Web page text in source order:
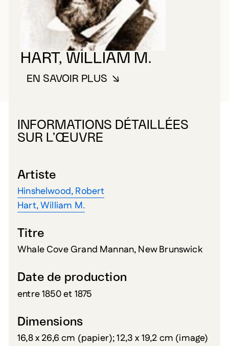
HART, WILLIAM M.
EN SAVOIR PLUSÀ PROPOS DE HART, WILLIAM
INFORMATIONS DÉTAILLÉES
SUR L’ŒUVRE
Artiste
Hinshelwood, Robert
Hart, William M.
Titre
Whale Cove Grand Mannan, New Brunswick
Date de production
entre 1850 et 1875
Dimensions
16,8 x 26,6 cm (papier); 12,3 x 19,2 cm (image)